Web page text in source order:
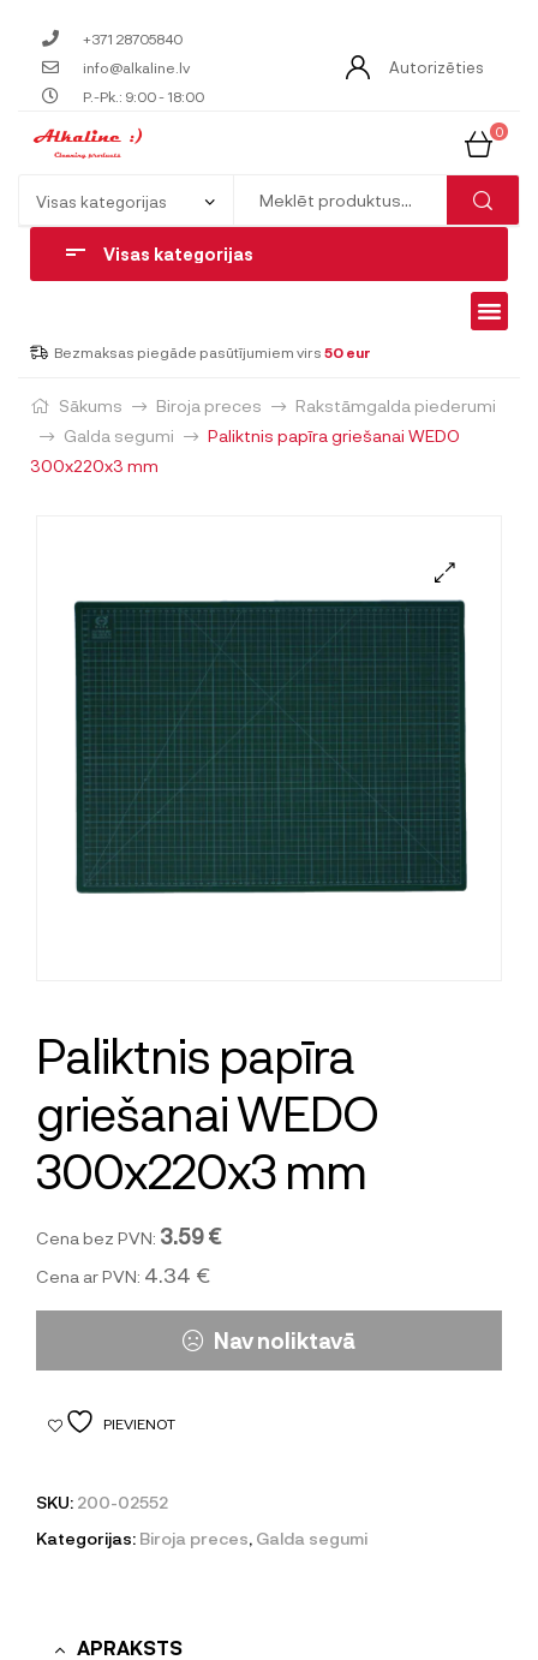
+371 28705840
info@alkaline.lv
P.-Pk.: 9:00 - 18:00
Autorizēties
0
Visas kategorijas
Bezmaksas piegāde pasūtījumiem virs 50 eur
Sākums Biroja preces
Rakstāmgalda piederumi
Galda segumi
Paliktnis papīra griešanai WEDO
300x220x3 mm
Paliktnis papīra
griešanai WEDO
300x220x3 mm
Cena bez PVN: 3.59 €
Cena ar PVN: 4.34 €
Nav noliktavā
PIEVIENOT
SKU: 200-02552
Kategorijas: Biroja preces, Galda segumi
APRAKSTS